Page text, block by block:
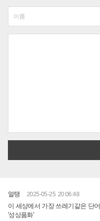
얼탱 2025-05-25 20:06:48
이 세상에서 가장 쓰레기같은 단어
'성상품화'